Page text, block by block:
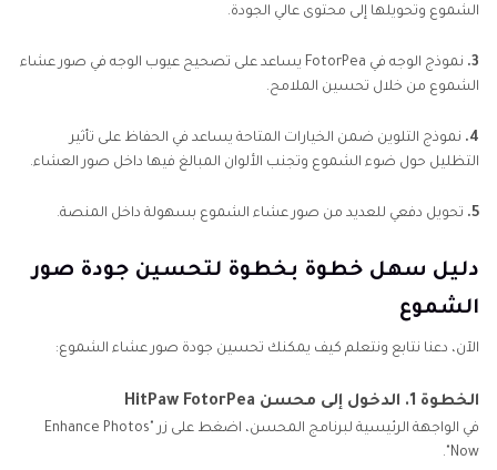
الشموع وتحويلها إلى محتوى عالي الجودة.
3.
نموذج الوجه في FotorPea يساعد على تصحيح عيوب الوجه في صور عشاء
الشموع من خلال تحسين الملامح.
4.
نموذج التلوين ضمن الخيارات المتاحة يساعد في الحفاظ على تأثير
التظليل حول ضوء الشموع وتجنب الألوان المبالغ فيها داخل صور العشاء.
5. تحويل دفعي للعديد من صور عشاء الشموع بسهولة داخل المنصة.
دليل سهل خطوة بخطوة لتحسين جودة صور
الشموع
الآن، دعنا نتابع ونتعلم كيف يمكنك تحسين جودة صور عشاء الشموع:
الخطوة 1. الدخول إلى محسن HitPaw FotorPea
في الواجهة الرئيسية لبرنامج المحسن، اضغط على زر "Enhance Photos
Now".